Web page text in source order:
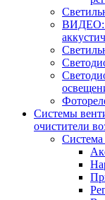
ВИДЕО:
Системы
очистители